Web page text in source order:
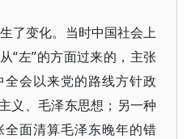
了变化。当时中国社会上
“左”的方面过来的，主张
会以来党的路线方针政
义、毛泽东思想；另一种
面清算毛泽东晚年的错